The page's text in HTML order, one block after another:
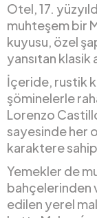
Otel, 17.
muhteşem bir
kuyusu, özel
yansıtan klasik
İçeride, rustik
şöminelerle
Lorenzo
sayesinde her
karaktere
Yemekler de
bahçelerinden
edilen yerel